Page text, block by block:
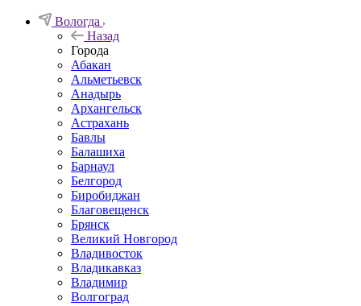
Вологда
Назад
Города
Абакан
Альметьевск
Анадырь
Архангельск
Астрахань
Бавлы
Балашиха
Барнаул
Белгород
Биробиджан
Благовещенск
Брянск
Великий Новгород
Владивосток
Владикавказ
Владимир
Волгоград